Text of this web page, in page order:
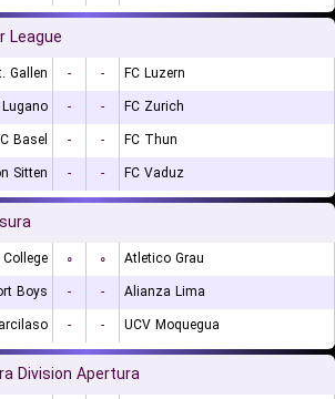
League
Gallen - -
FC Luzern
- -
FC Zurich
Basel
- -
FC Thun
Sitten
- - FC Vaduz
۰ ۰
Atletico Grau
Boys
- -
Alianza Lima
- - UCV Moquegua
Division Apertura